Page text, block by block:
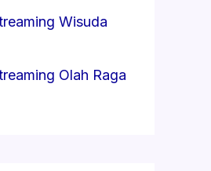
Wisuda
Olah Raga